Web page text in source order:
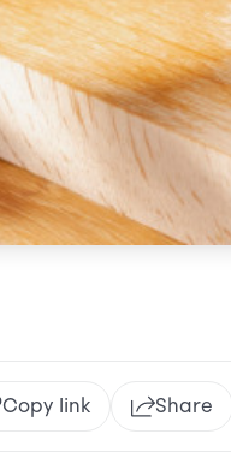
Copy link Share